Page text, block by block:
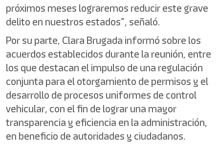
próximos meses lograremos reducir este grave
delito en nuestros estados”, señaló.
Por su parte, Clara Brugada informó sobre los
acuerdos establecidos durante la reunión, entre
los que destacan el impulso de una regulación
conjunta para el otorgamiento de permisos y el
desarrollo de procesos uniformes de control
vehicular, con el fin de lograr una mayor
transparencia y eficiencia en la administración,
en beneficio de autoridades y ciudadanos.